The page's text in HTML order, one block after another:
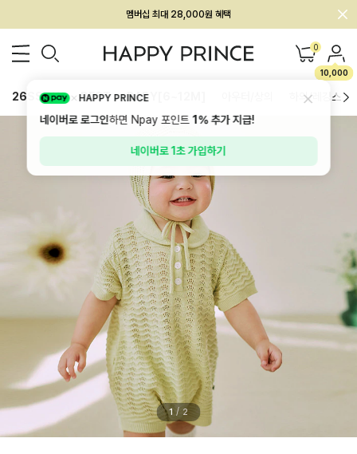
멤버십 최대 28,000원 혜택
0
10,000
26SS 신상 BEST BABY[6~12M] 하의/레깅스
1 / 2
HAPPY PRINCE
네이버로 로그인하면 Npay 포인트1%추가 지급!
네이버로 1초 가입하기